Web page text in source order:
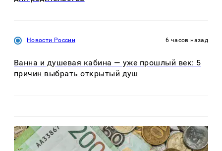
Новости России 6 часов назад
Ванна и душевая кабина — уже прошлый век: 5
причин выбрать открытый душ